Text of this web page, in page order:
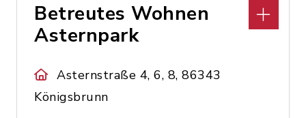
Betreutes Wohnen
Asternpark
Asternstraße 4, 6, 8, 86343
Königsbrunn